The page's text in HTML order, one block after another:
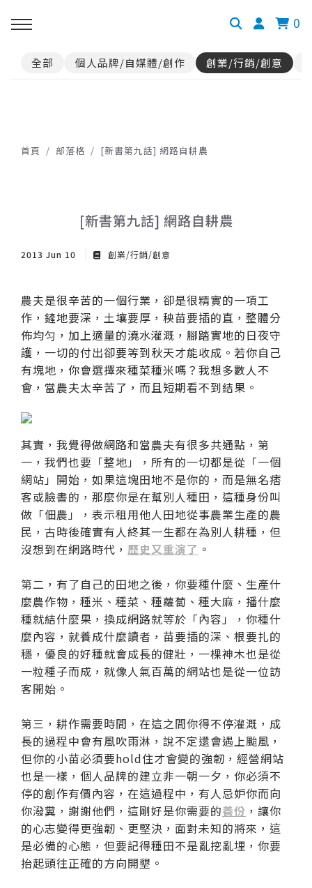
0
全部 個人品牌/自媒體/創作 創業/行銷/創意
首頁 部落格 [新書第九話] 網路自耕農
[新書第九話] 網路自耕農
2013 Jun 10 創業/行銷/創意
農夫是很辛苦的一個行業，卻是很精實的一項工
作，鏟地要深，土壤要厚，秧苗要插的直，整體分
佈均匀，加上適量的澆水灌溉，腳踏實地的日夜守
護，一切的付出卻要等到秋天才能收成。若你自己
有塊地，你會選擇來種菜種米嗎？我想多數人不
會，當農夫太辛苦了，而且短期看不到結果。
其實，我覺得做網路和當農夫有很多共通點，第
一，我們也要「整地」，所有的一切都是從「一個
網站」開始，如果這塊田地不是你的，而是無名痞
客或臉書的，那麼你是在幫別人種田，這種身份叫
做「佃農」，表示租用他人田地從事農業生產的農
民，古時後確實有人終其一生都在為別人耕種，但
沒想到在網路時代， 歷史又重演了 。
第二，有了自己的田地之後，你要種什麼、生產什
麼農作物，種米、種菜、種蘿蔔、種大麻，播什麼
種就結什麼果，換成網路就等於「內容」，你種什
麼內容，就養成什麼讀者，苗要插的深、根要扎的
穩，優良的好種就會成長的健壯，一棵神木也是從
一粒種子而成，就像人氣百萬的網站也是從一位訪
客開始。
第三，耕作需要時間，在這之間你得不停灌溉，成
長的過程中會有風吹雨淋，說不定還會遇上颱風，
但你的小苗必須要hold住才會變的強韌，經營網站
也是一樣，個人品牌的建立非一朝一夕，你必須不
停的創作有價內容，在這過程中，有人忌妒你而向
你潑糞，謝謝他們，這剛好是你需要的養份 ，讓你
的心志變得更強韌、更堅決，面對未知的將來，這
是必備的心態，但要記得種田不是亂挖亂埋，你要
抬起頭往正確的方向開墾。